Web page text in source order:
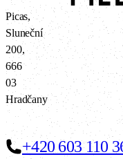
+420 603 110
Picas,
Sluneční
200,
666
03
Hradčany